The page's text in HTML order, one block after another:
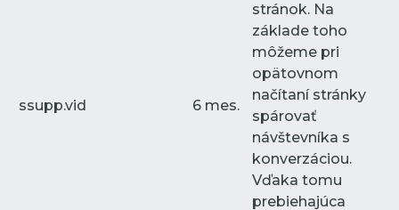
ssupp.vid 6 mes.
stránok. Na
základe toho
môžeme pri
opätovnom
načítaní stránky
spárovať
návštevníka s
konverzáciou.
Vďaka tomu
prebiehajúca